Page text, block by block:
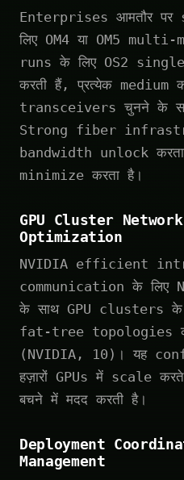
Enterprises आमतौर
लिए OM4 या OM5
runs के लिए OS2
करती हैं, प्रत्येक medium
transceivers चुनने के
Strong fiber
bandwidth unlock
minimize करता है।
GPU Cluster
Optimization
NVIDIA efficient
communication के लिए
के साथ GPU clusters
fat-tree topologies
(NVIDIA, 10)। यह
हज़ारों GPUs में scale
बचने में मदद करती है।
Deployment
Management